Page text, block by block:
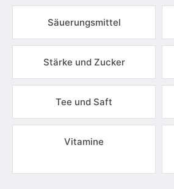
Säuerungsmittel
Stärke und Zucker
Tee und Saft
Vitamine